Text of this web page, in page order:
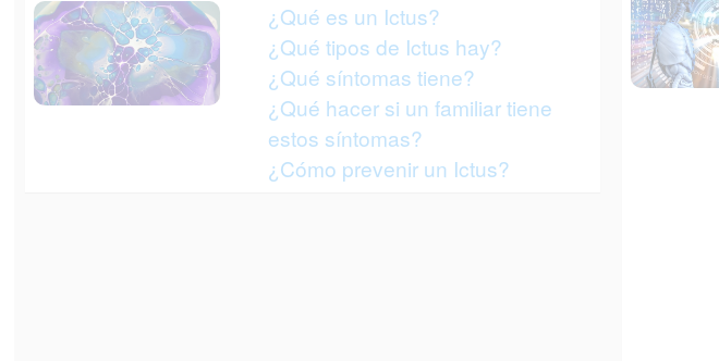
¿Qué es un Ictus?
¿Qué tipos de Ictus hay?
¿Qué síntomas tiene?
¿Qué hacer si un familiar tiene
estos síntomas?
¿Cómo prevenir un Ictus?